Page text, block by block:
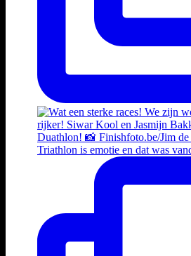
Triathlon is emotie en dat was